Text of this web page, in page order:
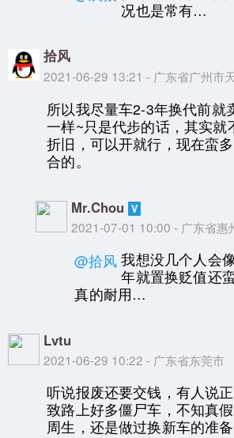
况也是常有…
拾风
2021-06-29 13:21 - 广东省广州市
所以我尽量车2-3年换代前就
一样~只是代步的话，其实就
折旧，可以开就行，现在蛮
合的。
Mr.Chou
2021-07-01 10:00 - 广东省惠
@拾风 我想没几个人会
年就置换贬值还
真的耐用…
Lvtu
2021-06-29 10:22 - 广东省东莞市
听说报废还要交钱，有人说
致路上好多僵尸车，不知真
周生，还是做过换新车的准备